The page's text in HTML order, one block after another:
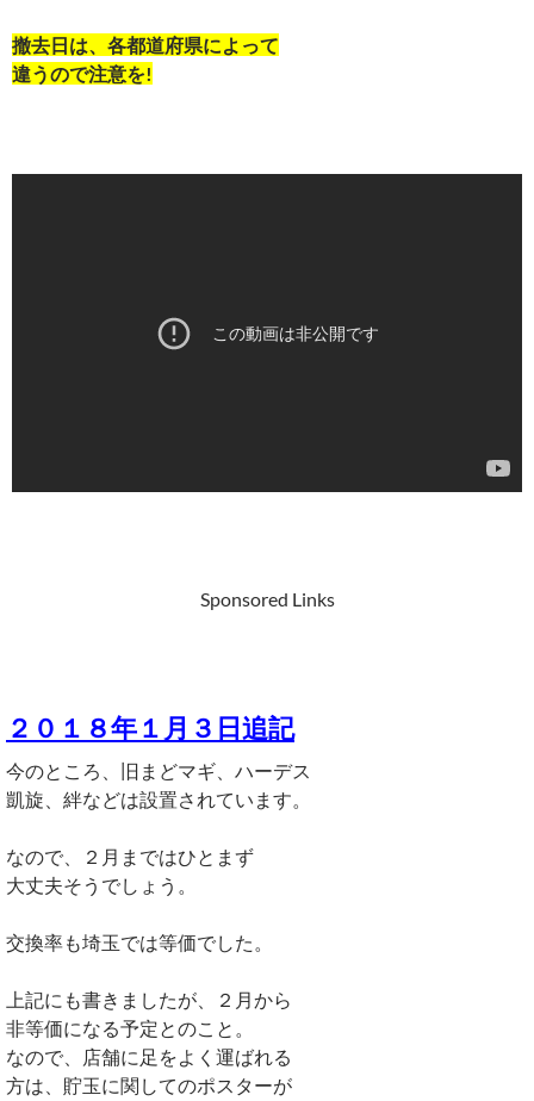
撤去日は、各都道府県によって
違うので注意を!
Sponsored Links
２０１８年１月３日追記
今のところ、旧まどマギ、ハーデス
凱旋、絆などは設置されています。
なので、２月まではひとまず
大丈夫そうでしょう。
交換率も埼玉では等価でした。
上記にも書きましたが、２月から
非等価になる予定とのこと。
なので、店舗に足をよく運ばれる
方は、貯玉に関してのポスターが